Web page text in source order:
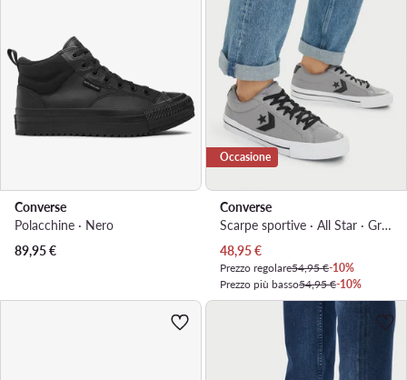
Converse
Polacchine · Nero
89,95€
Occasione
Converse
Scarpe sportive · All Star · Grigio
Prezzo attuale
48,95€
Prezzo regolare54,95 €-10%
Prezzo più basso54,95 €-10%